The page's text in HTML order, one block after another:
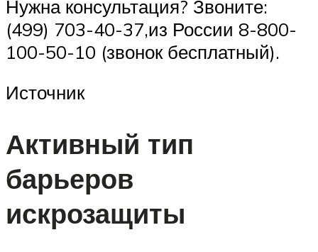
Нужна консультация? Звоните:
(499) 703-40-37,из России 8-800-
100-50-10 (звонок бесплатный).
Источник
Активный тип
барьеров
искрозащиты